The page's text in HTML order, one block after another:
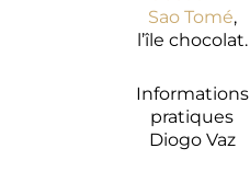
Sao Tomé,
l’île chocolat.
Informations
pratiques
Diogo Vaz